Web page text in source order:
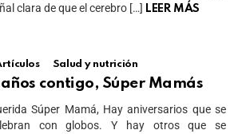
clara de que el cerebro […] LEER MÁS
Salud y nutrición
contigo, Súper Mamás
Súper Mamá, Hay aniversarios que se
con globos. Y hay otros que se